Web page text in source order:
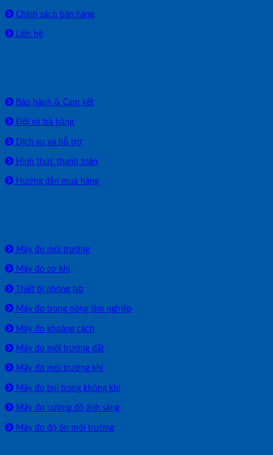
Chính sách bán hàng
Liên hệ
Bảo hành & Cam kết
Đổi và trả hàng
Dịch vụ và hỗ trợ
Hình thức thanh toán
Hướng dẫn mua hàng
Máy đo môi trường
Máy đo cơ khí
Thiết bị phòng lab
Máy đo trong nông lâm nghiệp
Máy đo khoảng cách
Máy đo môi trường đất
Máy đo môi trường khí
Máy đo bụi trong không khí
Máy đo cường độ ánh sáng
Máy đo độ ồn môi trường